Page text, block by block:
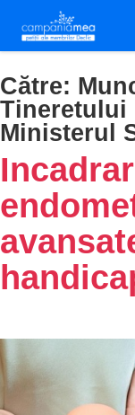
main
content
Către:
Tineretului
Ministerul